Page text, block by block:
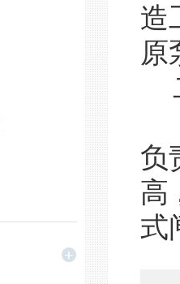
造
原
负
高
式